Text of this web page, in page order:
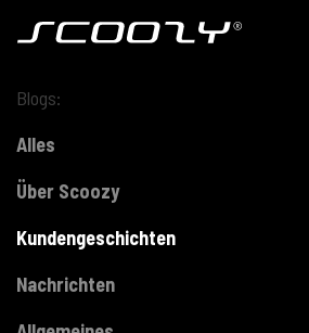
Blogs:
Alles
Über Scoozy
Kundengeschichten
Nachrichten